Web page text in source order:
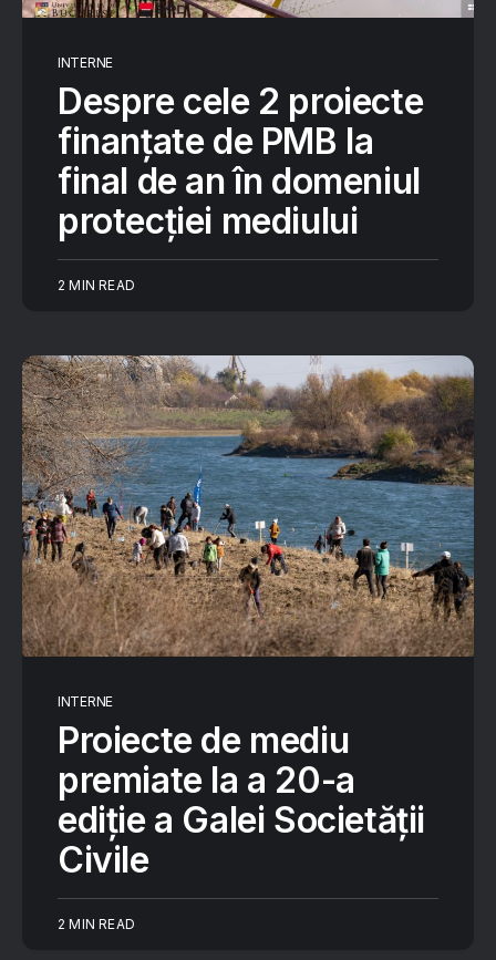
INTERNE
Despre cele 2 proiecte
finanțate de PMB la
final de an în domeniul
protecției mediului
2 MIN READ
INTERNE
Proiecte de mediu
premiate la a 20-a
ediție a Galei Societății
Civile
2 MIN READ